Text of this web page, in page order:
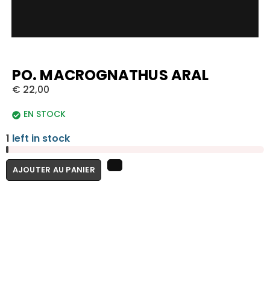
PO. MACROGNATHUS ARAL
€ 22,00
EN STOCK
1 left in stock
AJOUTER AU PANIER